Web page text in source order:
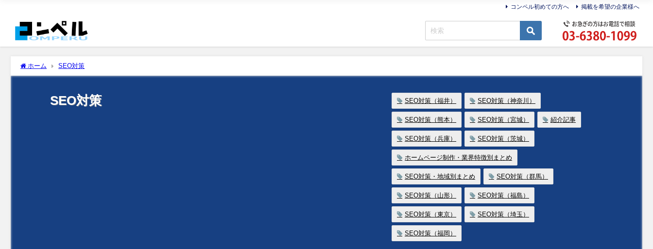
コンペル初めての方へ 掲載を希望の企業様へ
ホーム SEO対策
SEO対策 SEO対策（福井） SEO対策（神奈川）
SEO対策（熊本） SEO対策（宮城） 紹介記事
SEO対策（兵庫） SEO対策（茨城）
ホームページ制作・業界特徴別まとめ
SEO対策・地域別まとめ SEO対策（群馬）
SEO対策（山形） SEO対策（福島）
SEO対策（東京） SEO対策（埼玉）
SEO対策（福岡）